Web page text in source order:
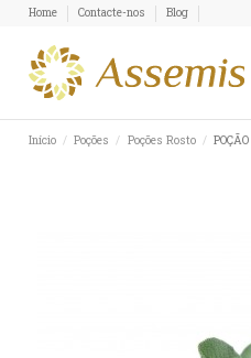
Home Contacte-nos Blog
Início Poções Poções Rosto